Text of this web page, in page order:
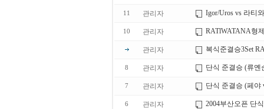
11 관리자 Igor/Uros vs 라티
10 관리자 RATlWATANA형
관리자 복식준결승3Set
8 관리자 단식 준결승 (류옌
7 관리자 단식 준결승 (페야
6 관리자 2004부산오픈 단